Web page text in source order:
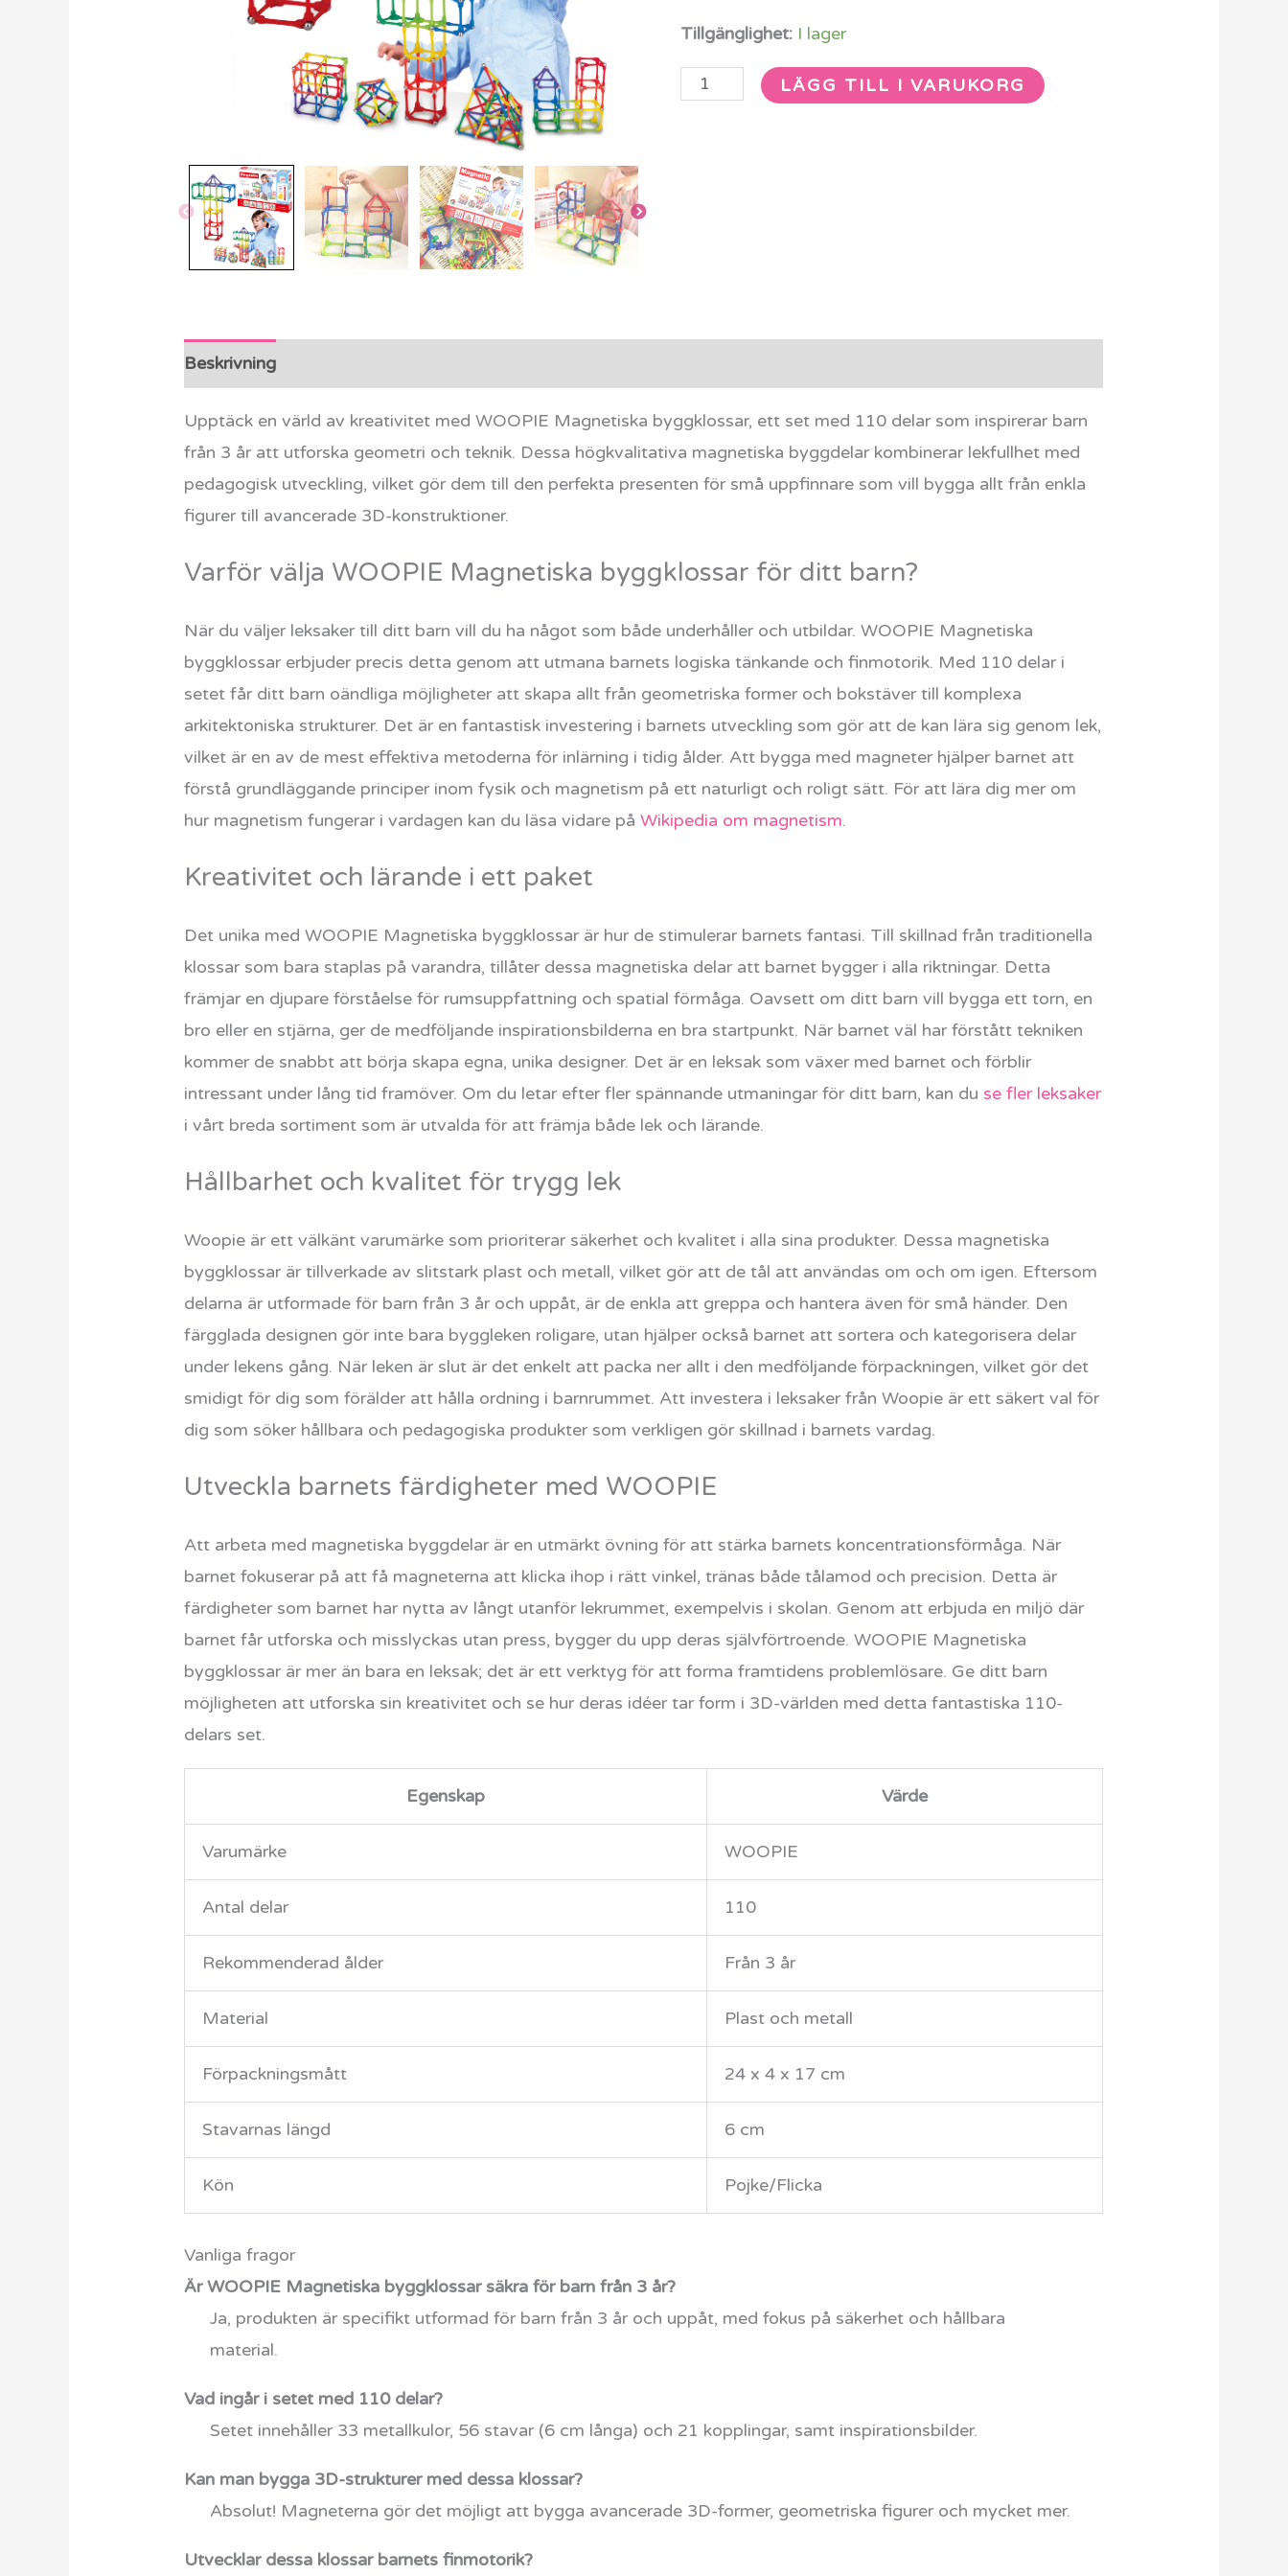
Tillgänglighet: I lager
LÄGG TILL I VARUKORG
Beskrivning
Upptäck en värld av kreativitet med WOOPIE Magnetiska byggklossar, ett set med 110 delar som inspirerar barn
från 3 år att utforska geometri och teknik. Dessa högkvalitativa magnetiska byggdelar kombinerar lekfullhet med
pedagogisk utveckling, vilket gör dem till den perfekta presenten för små uppfinnare som vill bygga allt från enkla
figurer till avancerade 3D-konstruktioner.
Varför välja WOOPIE Magnetiska byggklossar för ditt barn?
När du väljer leksaker till ditt barn vill du ha något som både underhåller och utbildar. WOOPIE Magnetiska
byggklossar erbjuder precis detta genom att utmana barnets logiska tänkande och finmotorik. Med 110 delar i
setet får ditt barn oändliga möjligheter att skapa allt från geometriska former och bokstäver till komplexa
arkitektoniska strukturer. Det är en fantastisk investering i barnets utveckling som gör att de kan lära sig genom lek,
vilket är en av de mest effektiva metoderna för inlärning i tidig ålder. Att bygga med magneter hjälper barnet att
förstå grundläggande principer inom fysik och magnetism på ett naturligt och roligt sätt. För att lära dig mer om
hur magnetism fungerar i vardagen kan du läsa vidare påWikipedia om magnetism.
Kreativitet och lärande i ett paket
Det unika med WOOPIE Magnetiska byggklossar är hur de stimulerar barnets fantasi. Till skillnad från traditionella
klossar som bara staplas på varandra, tillåter dessa magnetiska delar att barnet bygger i alla riktningar. Detta
främjar en djupare förståelse för rumsuppfattning och spatial förmåga. Oavsett om ditt barn vill bygga ett torn, en
bro eller en stjärna, ger de medföljande inspirationsbilderna en bra startpunkt. När barnet väl har förstått tekniken
kommer de snabbt att börja skapa egna, unika designer. Det är en leksak som växer med barnet och förblir
intressant under lång tid framöver. Om du letar efter fler spännande utmaningar för ditt barn, kan du se fler leksaker
i vårt breda sortiment som är utvalda för att främja både lek och lärande.
Hållbarhet och kvalitet för trygg lek
Woopie är ett välkänt varumärke som prioriterar säkerhet och kvalitet i alla sina produkter. Dessa magnetiska
byggklossar är tillverkade av slitstark plast och metall, vilket gör att de tål att användas om och om igen. Eftersom
delarna är utformade för barn från 3 år och uppåt, är de enkla att greppa och hantera även för små händer. Den
färgglada designen gör inte bara byggleken roligare, utan hjälper också barnet att sortera och kategorisera delar
under lekens gång. När leken är slut är det enkelt att packa ner allt i den medföljande förpackningen, vilket gör det
smidigt för dig som förälder att hålla ordning i barnrummet. Att investera i leksaker från Woopie är ett säkert val för
dig som söker hållbara och pedagogiska produkter som verkligen gör skillnad i barnets vardag.
Utveckla barnets färdigheter med WOOPIE
Att arbeta med magnetiska byggdelar är en utmärkt övning för att stärka barnets koncentrationsförmåga. När
barnet fokuserar på att få magneterna att klicka ihop i rätt vinkel, tränas både tålamod och precision. Detta är
färdigheter som barnet har nytta av långt utanför lekrummet, exempelvis i skolan. Genom att erbjuda en miljö där
barnet får utforska och misslyckas utan press, bygger du upp deras självförtroende. WOOPIE Magnetiska
byggklossar är mer än bara en leksak; det är ett verktyg för att forma framtidens problemlösare. Ge ditt barn
möjligheten att utforska sin kreativitet och se hur deras idéer tar form i 3D-världen med detta fantastiska 110-
delars set.
Egenskap Värde
Varumärke WOOPIE
Antal delar 110
Rekommenderad ålder Från 3 år
Material Plast och metall
Förpackningsmått 24 x 4 x 17 cm
Stavarnas längd 6 cm
Kön Pojke/Flicka
Vanliga fragor
Är WOOPIE Magnetiska byggklossar säkra för barn från 3 år?
Ja, produkten är specifikt utformad för barn från 3 år och uppåt, med fokus på säkerhet och hållbara
material.
Vad ingår i setet med 110 delar?
Setet innehåller 33 metallkulor, 56 stavar (6 cm långa) och 21 kopplingar, samt inspirationsbilder.
Kan man bygga 3D-strukturer med dessa klossar?
Absolut! Magneterna gör det möjligt att bygga avancerade 3D-former, geometriska figurer och mycket mer.
Utvecklar dessa klossar barnets finmotorik?